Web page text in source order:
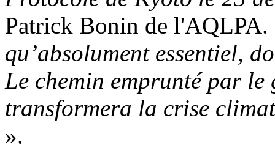
Patrick Bonin de
qu’absolument essentiel,
Le chemin emprunté par le
transformera la crise
».